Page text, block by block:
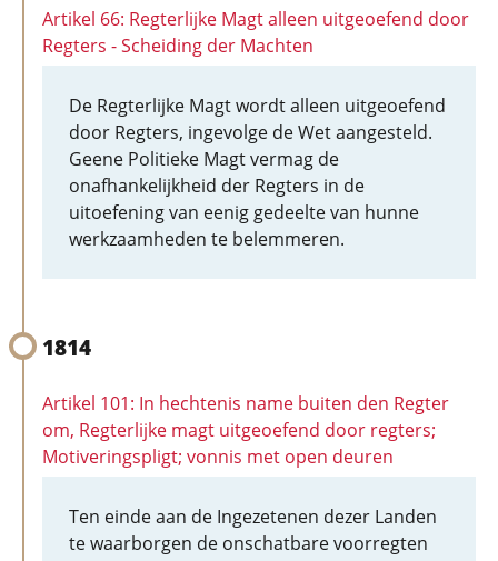
Artikel 66: Regterlijke Magt alleen uitgeoefend door
Regters - Scheiding der Machten
De Regterlijke Magt wordt alleen uitgeoefend
door Regters, ingevolge de Wet aangesteld.
Geene Politieke Magt vermag de
onafhankelijkheid der Regters in de
uitoefening van eenig gedeelte van hunne
werkzaamheden te belemmeren.
1814
Artikel 101: In hechtenis name buiten den Regter
om, Regterlijke magt uitgeoefend door regters;
Motiveringspligt; vonnis met open deuren
Ten einde aan de Ingezetenen dezer Landen
te waarborgen de onschatbare voorregten